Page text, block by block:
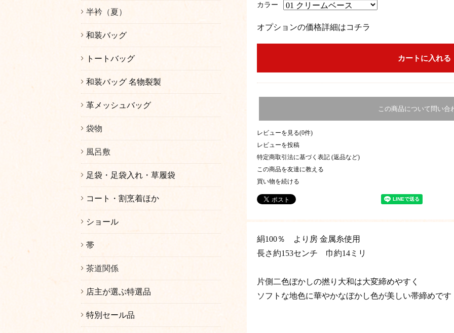
カラー
オプションの価格詳細はコチラ
この商品について問い合
レビューを見る(0件)
レビューを投稿
特定商取引法に基づく表記 (返品など)
この商品を友達に教える
買い物を続ける
絹100％ より房 金属糸使用
長さ約153センチ 巾約14ミリ
片側二色ぼかしの撚り大和は大変締めやすく
ソフトな地色に華やかなぼかし色が美しい帯締めです
半衿（夏）
和装バッグ
トートバッグ
和装バッグ 名物裂製
革メッシュバッグ
袋物
風呂敷
足袋・足袋入れ・草履袋
コート・割烹着ほか
ショール
帯
茶道関係
店主が選ぶ特選品
特別セール品